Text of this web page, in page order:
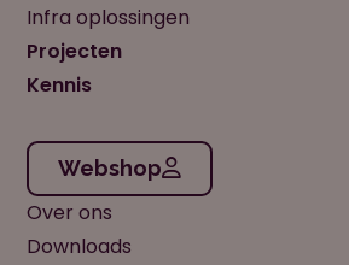
Infra oplossingen
Projecten
Kennis
Webshop
Over ons
Downloads